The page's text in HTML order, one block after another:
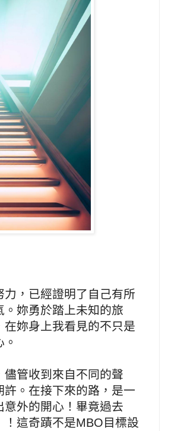
，已經證明了自己有所
妳勇於踏上未知的旅
妳身上我看見的不只是
管收到來自不同的聲
。在接下來的路，是一
外的開心！畢竟過去
這奇蹟不是MBO目標設